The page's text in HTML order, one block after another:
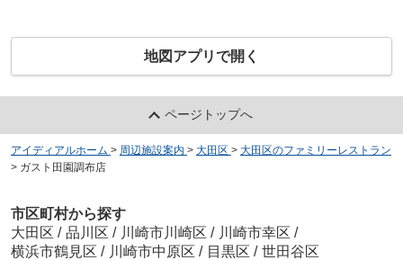
地図アプリで開く
ページトップへ
アイディアルホーム > 周辺施設案内 > 大田区 > 大田区のファミリーレストラン
> ガスト田園調布店
市区町村から探す
大田区 / 品川区 / 川崎市川崎区 / 川崎市幸区 /
横浜市鶴見区 / 川崎市中原区 / 目黒区 / 世田谷区